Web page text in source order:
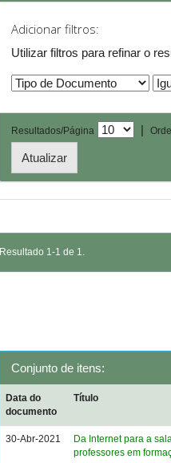
Adicionar filtros:
Utilizar filtros para refinar o
Resultados/Página |
Resultado 1-1 de 1.
Conjunto de itens:
Data do
documento
Título
30-Abr-2021
Da Internet para a
professores em